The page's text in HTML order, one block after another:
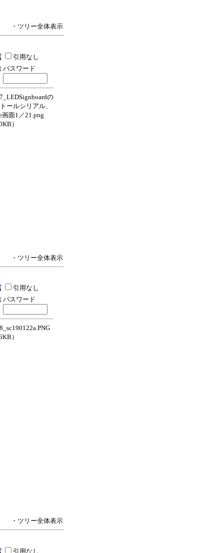
・ツリー全体表示
引用なし
パスワード
の
ールシリアル、
画面1／21.png
）
・ツリー全体表示
引用なし
パスワード
）
・ツリー全体表示
引用なし